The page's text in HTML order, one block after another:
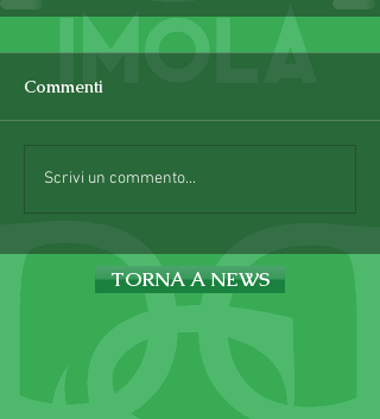
Commenti
Scrivi un commento...
TORNA A NEWS